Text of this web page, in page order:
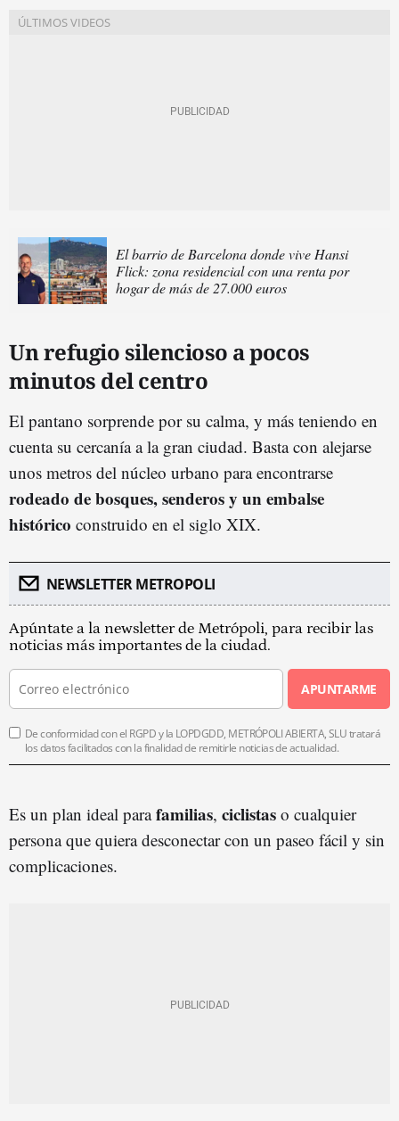
El barrio de Barcelona donde vive Hansi
Flick: zona residencial con una renta por
hogar de más de 27.000 euros
Un refugio silencioso a pocos
minutos del centro
El pantano sorprende por su calma, y más teniendo en
cuenta su cercanía a la gran ciudad. Basta con alejarse
unos metros del núcleo urbano para encontrarse
rodeado de bosques, senderos y un embalse
histórico construido en el siglo XIX.
NEWSLETTER METROPOLI
Apúntate a la newsletter de Metrópoli, para recibir las
noticias más importantes de la ciudad.
APUNTARME
De conformidad con el RGPD y la LOPDGDD, METRÓPOLI ABIERTA, SLU tratará
los datos facilitados con la finalidad de remitirle noticias de actualidad.
Es un plan ideal parafamilias, ciclistas o cualquier
persona que quiera desconectar con un paseo fácil y sin
complicaciones.